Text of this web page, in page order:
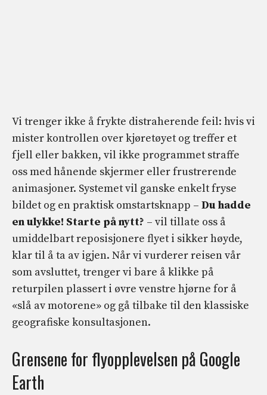
Vi trenger ikke å frykte distraherende feil: hvis vi
mister kontrollen over kjøretøyet og treffer et
fjell eller bakken, vil ikke programmet straffe
oss med hånende skjermer eller frustrerende
animasjoner. Systemet vil ganske enkelt fryse
bildet og en praktisk omstartsknapp – Du hadde
en ulykke! Starte på nytt? – vil tillate oss å
umiddelbart reposisjonere flyet i sikker høyde,
klar til å ta av igjen. Når vi vurderer reisen vår
som avsluttet, trenger vi bare å klikke på
returpilen plassert i øvre venstre hjørne for å
«slå av motorene» og gå tilbake til den klassiske
geografiske konsultasjonen.
Grensene for flyopplevelsen på Google
Earth